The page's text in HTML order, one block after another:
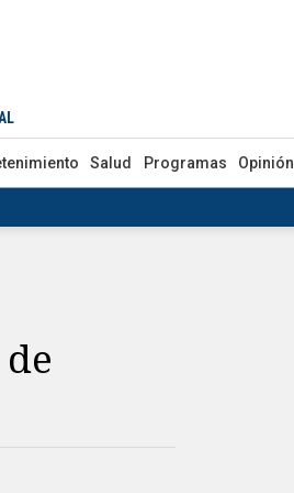
Salud Programas Opinión